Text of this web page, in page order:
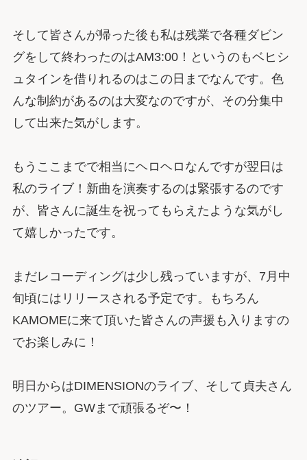
そして皆さんが帰った後も私は残業で各種ダビン
グをして終わったのはAM3:00！というのもベヒシ
ュタインを借りれるのはこの日までなんです。色
んな制約があるのは大変なのですが、その分集中
して出来た気がします。
もうここまでで相当にヘロヘロなんですが翌日は
私のライブ！新曲を演奏するのは緊張するのです
が、皆さんに誕生を祝ってもらえたような気がし
て嬉しかったです。
まだレコーディングは少し残っていますが、7月中
旬頃にはリリースされる予定です。もちろん
KAMOMEに来て頂いた皆さんの声援も入りますの
でお楽しみに！
明日からはDIMENSIONのライブ、そして貞夫さん
のツアー。GWまで頑張るぞ〜！